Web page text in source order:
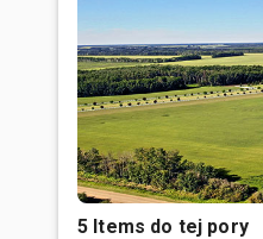
5 Items do tej pory